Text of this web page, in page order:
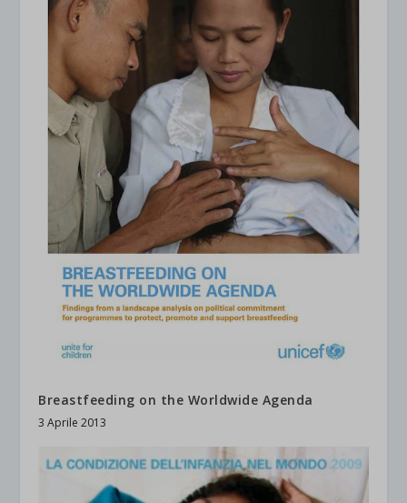
Breastfeeding on the Worldwide Agenda
3 Aprile 2013